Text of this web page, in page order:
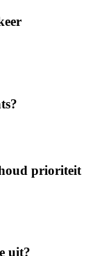
prioriteit
uit?